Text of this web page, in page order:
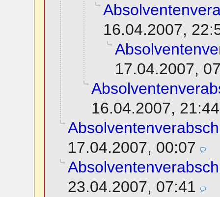
16.04.2007,
17.04.2007,
16.04.2007, 21:44
17.04.2007, 00:07
23.04.2007, 07:41